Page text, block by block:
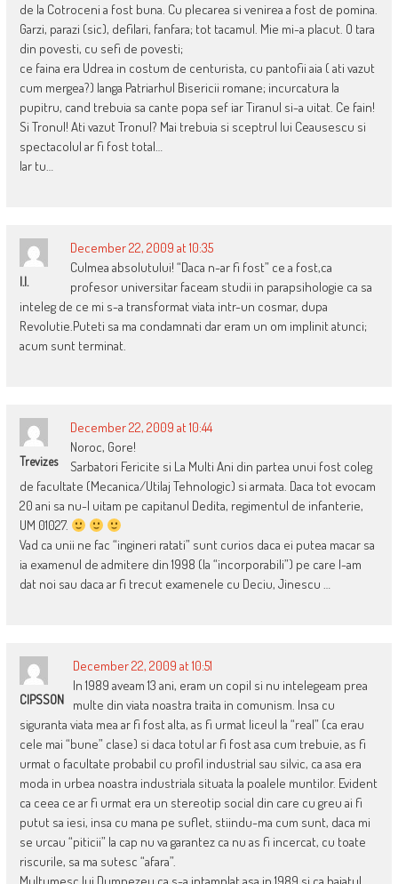
de la Cotroceni a fost buna. Cu plecarea si venirea a fost de pomina.
Garzi, parazi (sic), defilari, fanfara; tot tacamul. Mie mi-a placut. O tara
din povesti, cu sefi de povesti;
ce faina era Udrea in costum de centurista, cu pantofii aia ( ati vazut
cum mergea?) langa Patriarhul Bisericii romane; incurcatura la
pupitru, cand trebuia sa cante popa sef iar Tiranul si-a uitat. Ce fain!
Si Tronul! Ati vazut Tronul? Mai trebuia si sceptrul lui Ceausescu si
spectacolul ar fi fost total…
Iar tu…
I.I.
December 22, 2009 at 10:35
Culmea absolutului! “Daca n-ar fi fost” ce a fost,ca
profesor universitar faceam studii in parapsihologie ca sa
inteleg de ce mi s-a transformat viata intr-un cosmar, dupa
Revolutie.Puteti sa ma condamnati dar eram un om implinit atunci;
acum sunt terminat.
Trevizes
December 22, 2009 at 10:44
Noroc, Gore!
Sarbatori Fericite si La Multi Ani din partea unui fost coleg
de facultate (Mecanica/Utilaj Tehnologic) si armata. Daca tot evocam
20 ani sa nu-l uitam pe capitanul Dedita, regimentul de infanterie,
UM 01027.
Vad ca unii ne fac “ingineri ratati” sunt curios daca ei putea macar sa
ia examenul de admitere din 1998 (la “incorporabili”) pe care l-am
dat noi sau daca ar fi trecut examenele cu Deciu, Jinescu …
CIPSSON
December 22, 2009 at 10:51
In 1989 aveam 13 ani, eram un copil si nu intelegeam prea
multe din viata noastra traita in comunism. Insa cu
siguranta viata mea ar fi fost alta, as fi urmat liceul la “real” (ca erau
cele mai “bune” clase) si daca totul ar fi fost asa cum trebuie, as fi
urmat o facultate probabil cu profil industrial sau silvic, ca asa era
moda in urbea noastra industriala situata la poalele muntilor. Evident
ca ceea ce ar fi urmat era un stereotip social din care cu greu ai fi
putut sa iesi, insa cu mana pe suflet, stiindu-ma cum sunt, daca mi
se urcau “piticii” la cap nu va garantez ca nu as fi incercat, cu toate
riscurile, sa ma sutesc “afara”.